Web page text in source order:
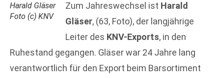
Harald Gläser
Foto (c) KNV
Zum Jahreswechsel ist Harald
Gläser, (63, Foto), der langjährige
Leiter des KNV-Exports, in den
Ruhestand gegangen. Gläser war 24 Jahre lang
verantwortlich für den Export beim Barsortiment